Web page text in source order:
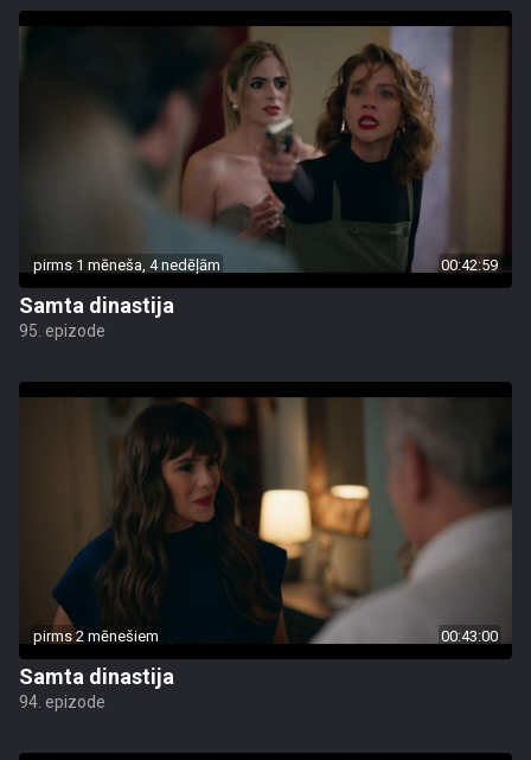
pirms 1 mēneša, 4 nedēļām 00:42:59
Samta dinastija
95. epizode
pirms 2 mēnešiem 00:43:00
Samta dinastija
94. epizode